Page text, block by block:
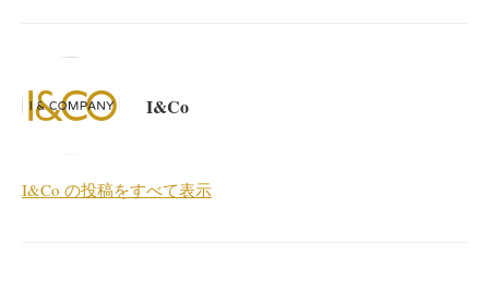
I&Co
I&Co の投稿をすべて表示